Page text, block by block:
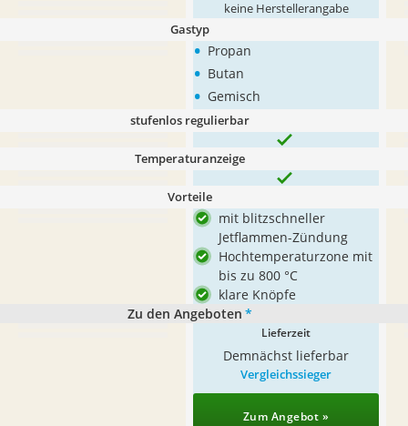
keine Herstellerangabe
Gastyp
• Propan
• Butan
• Gemisch
stufenlos regulierbar
Temperaturanzeige
Vorteile
mit blitzschneller
Jetflammen-Zündung
Hochtemperaturzone mit
bis zu 800 °C
klare Knöpfe
Zu den Angeboten *
Lieferzeit
Demnächst lieferbar
Vergleichssieger
Zum Angebot »